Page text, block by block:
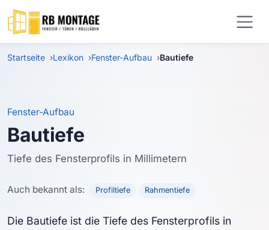
Zum Hauptinhalt springen
Startseite Lexikon Fenster-Aufbau Bautiefe
Fenster-Aufbau
Bautiefe
Tiefe des Fensterprofils in Millimetern
Auch bekannt als: Profiltiefe Rahmentiefe
Die Bautiefe ist die Tiefe des Fensterprofils in